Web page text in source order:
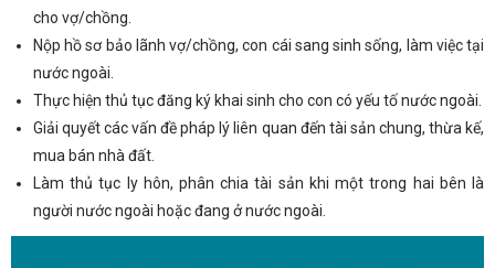
cho vợ/chồng.
Nộp hồ sơ bảo lãnh vợ/chồng, con cái sang sinh sống, làm việc tại
nước ngoài.
Thực hiện thủ tục đăng ký khai sinh cho con có yếu tố nước ngoài.
Giải quyết các vấn đề pháp lý liên quan đến tài sản chung, thừa kế,
mua bán nhà đất.
Làm thủ tục ly hôn, phân chia tài sản khi một trong hai bên là
người nước ngoài hoặc đang ở nước ngoài.